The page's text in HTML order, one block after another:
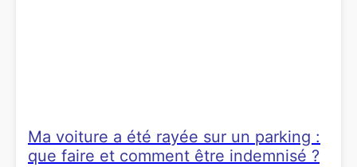
Ma voiture a été rayée sur un parking :
que faire et comment être indemnisé ?